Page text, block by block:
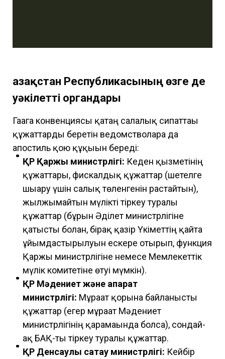
Қазақстан Республикасының өзге де
уәкілетті органдары
Гаага конвенциясы қатаң салалық сипаттағы
құжаттарды беретін ведомстволарға да
апостиль қою құқығын береді:
ҚР Қаржы министрлігі: Кеден қызметінің
құжаттары, фискалдық құжаттар (шетелге
шығару үшін салық төленгенін растайтын),
жылжымайтын мүлікті тіркеу туралы
құжаттар (бұрын Әділет министрлігіне
қатысты болған, бірақ қазір Үкіметтің қайта
ұйымдастырылуын ескере отырып, функция
Қаржы министрлігіне немесе Мемлекеттік
мүлік комитетіне өтуі мүмкін).
ҚР Мәдениет және ақпарат
министрлігі: Мұрағат қорына байланысты
құжаттар (егер мұрағат Мәдениет
министрлігінің қарамағында болса), сондай-
ақ БАҚ-ты тіркеу туралы құжаттар.
ҚР Денсаулық сақтау министрлігі: Кейбір